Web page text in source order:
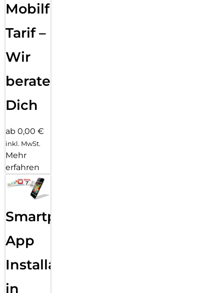
Mobilfunk
Tarif –
Wir
beraten
Dich
ab 0,00 €
inkl. MwSt.
Mehr
erfahren
Smartphone
App
Installation
in